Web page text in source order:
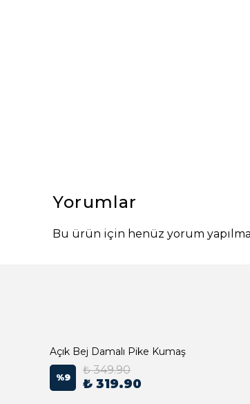
Yorumlar
Bu ürün için henüz yorum
Açık Bej Damalı Pike Kumaş
%9
₺ 349.90
₺ 319.90